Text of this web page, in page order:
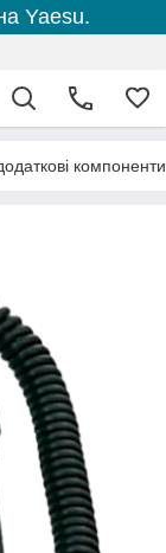
Yaesu.
компоненти